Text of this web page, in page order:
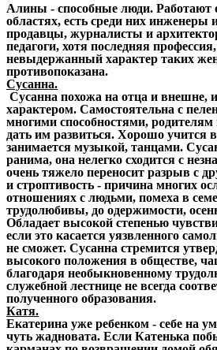
Алины - способные люди. Работают
областях, есть среди них инженеры
продавцы, журналисты и
педагоги, хотя последняя
невыдержанный характер таких
противопоказана.
Сусанна.
Сусанна похожа на отца и внешне,
характером. Самостоятельна с
многими способностями,
дать им развиться. Хорошо учится
занимается музыкой, танцами.
ранима, она нелегко сходится с
очень тяжело переносит разрыв с
и строптивость - причина многих
отношениях с людьми, помеха в
трудолюбивы, до одержимости,
Обладает высокой степенью
если это касается уязвленного
не сможет. Сусанна стремится
высокого положения в обществе,
благодаря необыкновенному
служебной лестнице не всегда
полученного образования.
Катя.
Екатерина уже ребенком - себе на
чуть жадновата. Если Катенька